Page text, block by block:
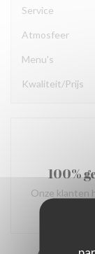
Service
Atmosfeer
Menu's
Kwaliteit/Prijs
100%
Onze klanten